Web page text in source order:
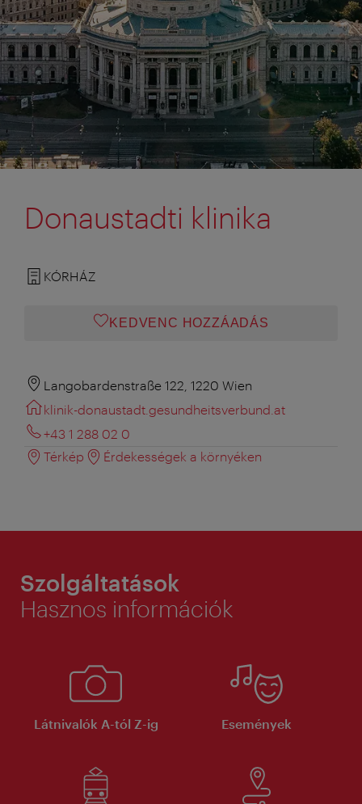
Donaustadti klinika
KÓRHÁZ
KEDVENC HOZZÁADÁS
Langobardenstraße 122, 1220 Wien
klinik-donaustadt.gesundheitsverbund.at
+43 1 288 02 0
Térkép
Érdekességek a környéken
Szolgáltatások
Hasznos információk
Látnivalók A-tól Z-ig Események